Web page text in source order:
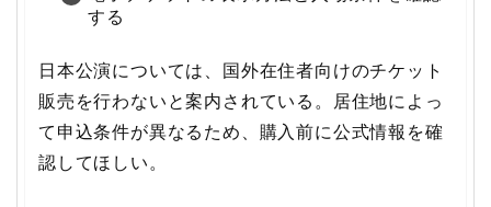
する
日本公演については、国外在住者向けのチケット
販売を行わないと案内されている。居住地によっ
て申込条件が異なるため、購入前に公式情報を確
認してほしい。